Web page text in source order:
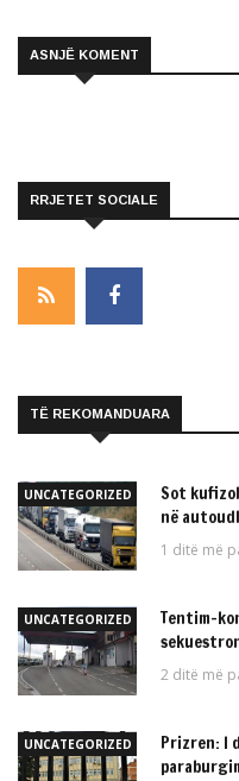
ASNJË KOMENT
RRJETET SOCIALE
TË REKOMANDUARA
UNCATEGORIZED
Sot
në
1 ditë më
UNCATEGORIZED
Tentim-
2 ditë më
UNCATEGORIZED
Prizren: I